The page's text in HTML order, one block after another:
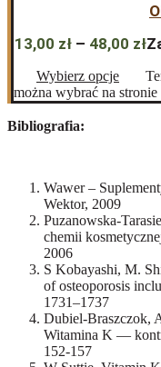
13,00 zł – 48,00 zł
Wybierz opcje
można wybrać na
Bibliografia:
Wawer –
Wektor, 2009
Puzanowska-
chemii
2006
S Kobayashi, M.
of osteoporosis
1731–1737
Dubiel-Braszczok,
Witamina K —
152-157